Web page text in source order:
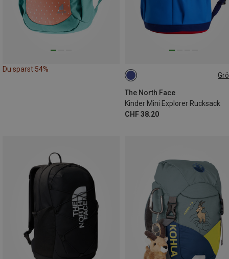
Du sparst 54%
The North Face
Kinder Mini Explorer Rucksack
CHF 38.20
10L